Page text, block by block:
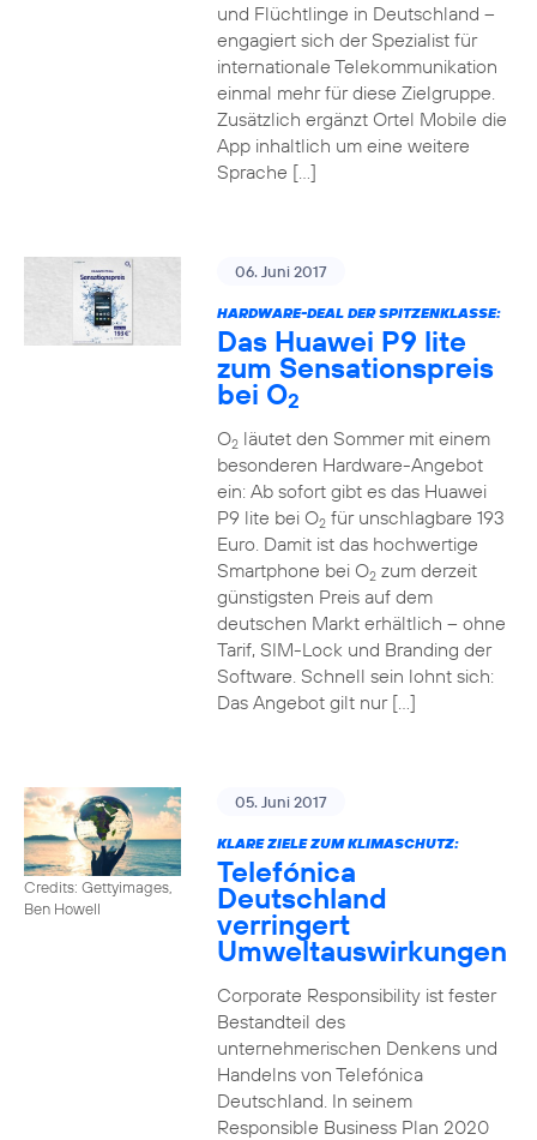
und Flüchtlinge in Deutschland –
engagiert sich der Spezialist für
internationale Telekommunikation
einmal mehr für diese Zielgruppe.
Zusätzlich ergänzt Ortel Mobile die
App inhaltlich um eine weitere
Sprache […]
06. Juni 2017
HARDWARE-DEAL DER SPITZENKLASSE:
Das Huawei P9 lite
zum Sensationspreis
bei O2
O2läutet den Sommer mit einem
besonderen Hardware-Angebot
ein: Ab sofort gibt es das Huawei
P9 lite bei O2für unschlagbare 193
Euro. Damit ist das hochwertige
Smartphone bei O2zum derzeit
günstigsten Preis auf dem
deutschen Markt erhältlich – ohne
Tarif, SIM-Lock und Branding der
Software. Schnell sein lohnt sich:
Das Angebot gilt nur […]
Credits: Gettyimages,
Ben Howell
05. Juni 2017
KLARE ZIELE ZUM KLIMASCHUTZ:
Telefónica
Deutschland
verringert
Umweltauswirkungen
Corporate Responsibility ist fester
Bestandteil des
unternehmerischen Denkens und
Handelns von Telefónica
Deutschland. In seinem
Responsible Business Plan 2020